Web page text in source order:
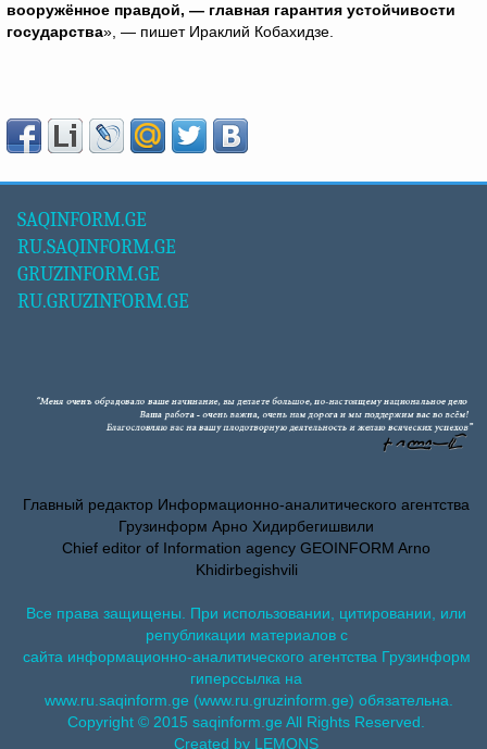
вооружённое правдой, — главная гарантия устойчивости
государства», — пишет Ираклий Кобахидзе.
SAQINFORM.GE
RU.SAQINFORM.GE
GRUZINFORM.GE
RU.GRUZINFORM.GE
Главный редактор Информационно-аналитического агентства
Грузинформ Арно Хидирбегишвили
Chief editor of Information agency GEOINFORM Arno
Khidirbegishvili
Все права защищены. При использовании, цитировании, или
републикации материалов с
сайта информационно-аналитического агентства Грузинформ
гиперссылка на
www.ru.saqinform.ge (www.ru.gruzinform.ge) обязательна.
Copyright © 2015 saqinform.ge All Rights Reserved.
Created by LEMONS